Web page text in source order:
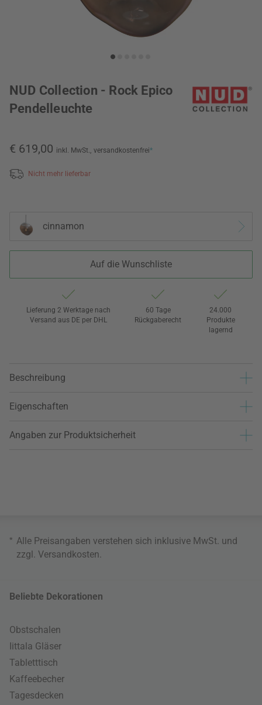
NUD Collection - Rock Epico
Pendelleuchte
€ 619,00 inkl. MwSt., versandkostenfrei*
Nicht mehr lieferbar
cinnamon
Auf die Wunschliste
Lieferung 2 Werktage nach
Versand aus DE per DHL
60 Tage
Rückgaberecht
24.000
Produkte
lagernd
Beschreibung
Eigenschaften
Angaben zur Produktsicherheit
* Alle Preisangaben verstehen sich inklusive MwSt. und
zzgl. Versandkosten
Beliebte Dekorationen
Obstschalen
Iittala Gläser
Tabletttisch
Kaffeebecher
Tagesdecken